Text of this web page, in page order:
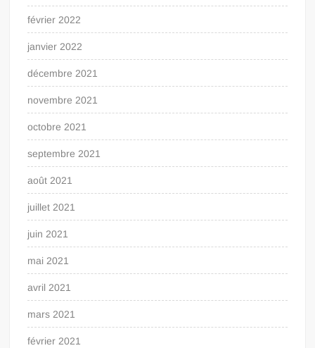
février 2022
janvier 2022
décembre 2021
novembre 2021
octobre 2021
septembre 2021
août 2021
juillet 2021
juin 2021
mai 2021
avril 2021
mars 2021
février 2021